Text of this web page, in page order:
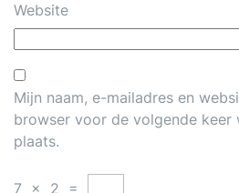
Website
Mijn naam, e-mailadres en
browser voor de volgende keer
plaats.
7 × 2 =